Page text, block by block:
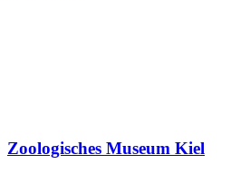
Zoologisches Museum Kiel